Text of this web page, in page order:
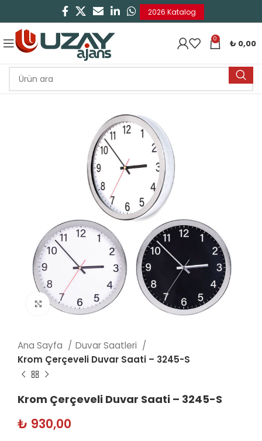
2026 Katalog
0 ₺ 0,00
Click to enlarge
Ana Sayfa
Duvar Saatleri
Krom Çerçeveli Duvar Saati – 3245-S
Krom Çerçeveli Duvar Saati – 3245-S
₺ 930,00